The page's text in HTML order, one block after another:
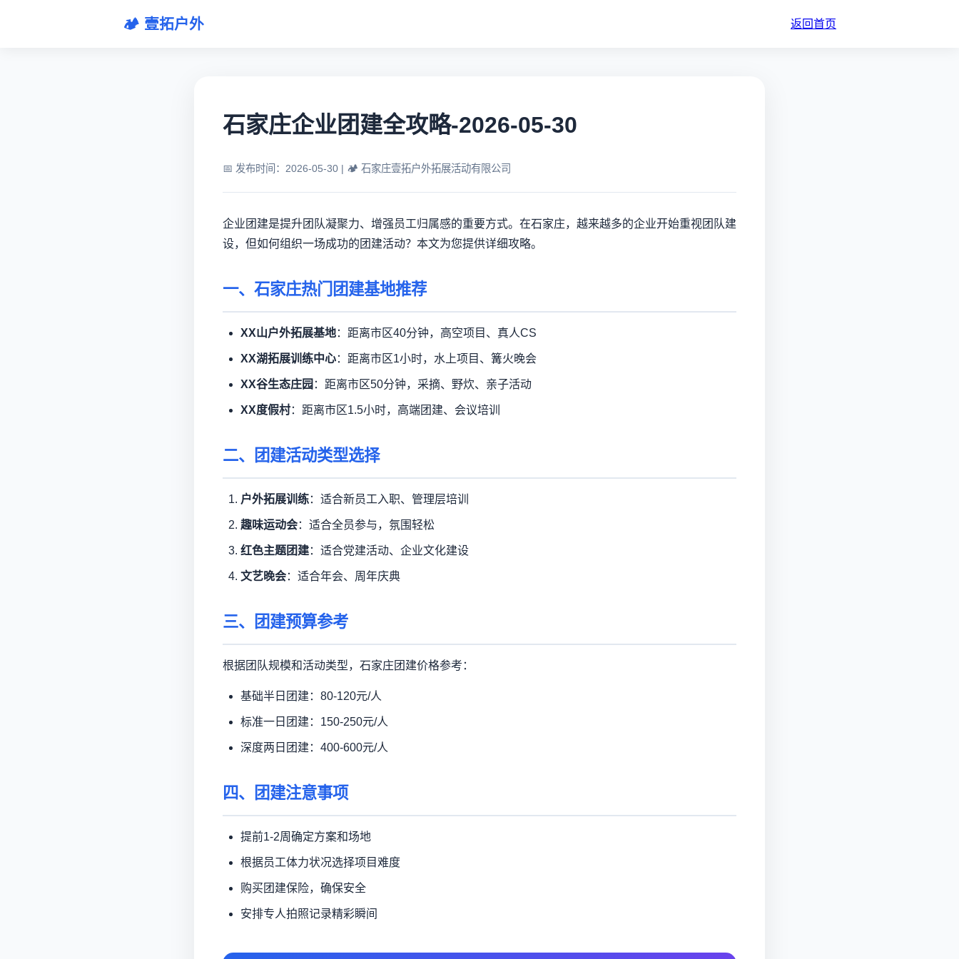
🏕️ 壹拓户外 返回首页
石家庄企业团建全攻略-2026-05-30
📅 发布时间：2026-05-30 | 🏕️ 石家庄壹拓户外拓展活动有限公司
企业团建是提升团队凝聚力、增强员工归属感的重要方式。在石家庄，越来越多的企业开始重视团队建
设，但如何组织一场成功的团建活动？本文为您提供详细攻略。
一、石家庄热门团建基地推荐
XX山户外拓展基地：距离市区40分钟，高空项目、真人CS
XX湖拓展训练中心：距离市区1小时，水上项目、篝火晚会
XX谷生态庄园 ：距离市区50分钟，采摘、野炊、亲子活动
XX度假村：距离市区1.5小时，高端团建、会议培训
二、团建活动类型选择
户外拓展训练：适合新员工入职、管理层培训
趣味运动会：适合全员参与，氛围轻松
红色主题团建：适合党建活动、企业文化建设
文艺晚会：适合年会、周年庆典
三、团建预算参考
根据团队规模和活动类型，石家庄团建价格参考：
基础半日团建：80-120元/人
标准一日团建：150-250元/人
深度两日团建：400-600元/人
四、团建注意事项
提前1-2周确定方案和场地
根据员工体力状况选择项目难度
购买团建保险，确保安全
安排专人拍照记录精彩瞬间